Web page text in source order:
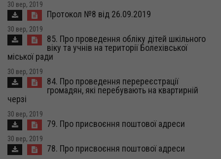
30 вер, 2019
Протокол №8 від 26.09.2019
30 вер, 2019
85. Про проведення обліку дітей шкільного
віку та учнів на території Болехівської
міської ради
30 вер, 2019
84. Про проведення перереєстрації
громадян, які перебувають на квартирній
черзі
30 вер, 2019
79. Про присвоєння поштової адреси
30 вер, 2019
78. Про присвоєння поштової адреси